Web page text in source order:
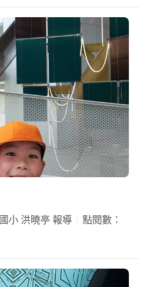
小 洪曉亭 報導
點閱數：